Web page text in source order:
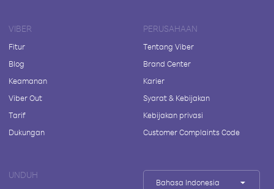
VIBER
Fitur
Blog
Keamanan
Viber Out
Tarif
Dukungan
PERUSAHAAN
Tentang Viber
Brand Center
Karier
Syarat & Kebijakan
Kebijakan privasi
Customer Complaints Code
UNDUH
Bahasa Indonesia